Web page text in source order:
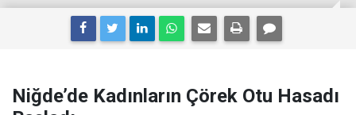
Niğde’de Kadınların Çörek Otu Hasadı